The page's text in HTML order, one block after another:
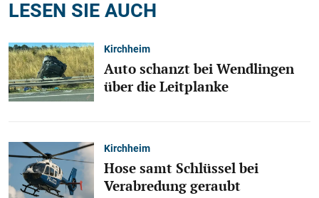
LESEN SIE AUCH
Kirchheim
Auto schanzt bei Wendlingen
über die Leitplanke
Kirchheim
Hose samt Schlüssel bei
Verabredung geraubt